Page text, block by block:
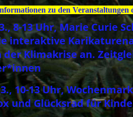
zu den Veranstaltungen
8-13 Uhr, Marie Curie
interaktive
der Klimakrise an.
10-13 Uhr,
und Glücksrad für